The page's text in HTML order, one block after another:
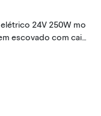
24V 250W mo
escovado com caix
75RPM eixo